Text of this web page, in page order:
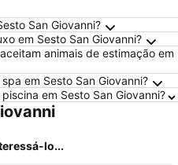
San Giovanni?
em Sesto San Giovanni?
animais de estimação em
em Sesto San Giovanni?
em Sesto San Giovanni?
lo...